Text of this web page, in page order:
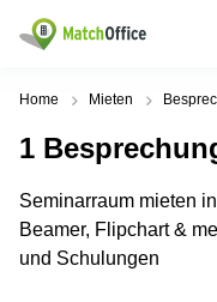
Mieten / Vermieten
Produktseiten
Büro
mieten
Business
Beliebte
Büro
mieten
Beliebte
Tuchlauben
7A
Hilfe
Über uns
Home Mieten
1
Seminarraum mieten
Beamer, Flipchart &
und Schulungen